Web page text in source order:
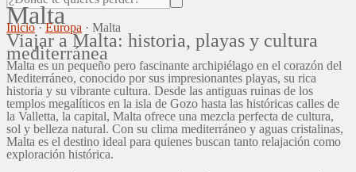
Malta
Inicio·Europa · Malta
Viajar a Malta: historia, playas y cultura
mediterránea
Malta es un pequeño pero fascinante archipiélago en el corazón del
Mediterráneo, conocido por sus impresionantes playas, su rica
historia y su vibrante cultura. Desde las antiguas ruinas de los
templos megalíticos en la isla de Gozo hasta las históricas calles de
la Valletta, la capital, Malta ofrece una mezcla perfecta de cultura,
sol y belleza natural. Con su clima mediterráneo y aguas cristalinas,
Malta es el destino ideal para quienes buscan tanto relajación como
exploración histórica.